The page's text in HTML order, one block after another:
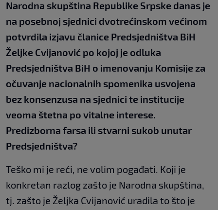
Narodna skupština Republike Srpske danas je
na posebnoj sjednici dvotrećinskom većinom
potvrdila izjavu članice Predsjedništva BiH
Željke Cvijanović po kojoj je odluka
Predsjedništva BiH o imenovanju Komisije za
očuvanje nacionalnih spomenika usvojena
bez konsenzusa na sjednici te institucije
veoma štetna po vitalne interese.
Predizborna farsa ili stvarni sukob unutar
Predsjedništva?
Teško mi je reći, ne volim pogađati. Koji je
konkretan razlog zašto je Narodna skupština,
tj. zašto je Željka Cvijanović uradila to što je